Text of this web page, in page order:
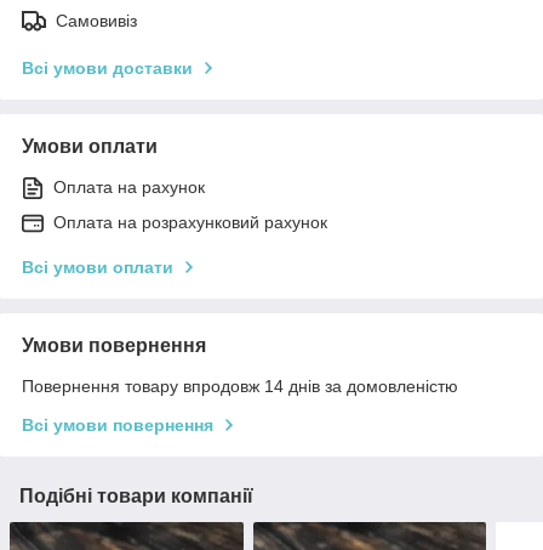
Самовивіз
Всі умови доставки
Умови оплати
Оплата на рахунок
Оплата на розрахунковий рахунок
Всі умови оплати
Умови повернення
Повернення товару впродовж 14 днів за домовленістю
Всі умови повернення
Подібні товари компанії